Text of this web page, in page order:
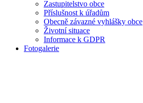
Zastupitelstvo obce
Příslušnost k úřadům
Obecně závazné vyhlášky obce
Životní situace
Informace k GDPR
Fotogalerie